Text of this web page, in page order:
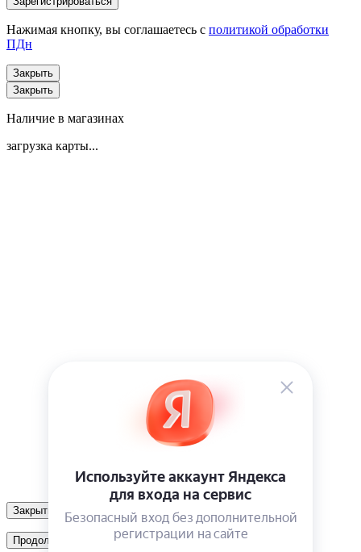
Нажимая кнопку, вы соглашаетесь с политикой обработки
ПДн
Закрыть
Закрыть
Наличие в магазинах
загрузка карты...
Закрыть
Продолжить